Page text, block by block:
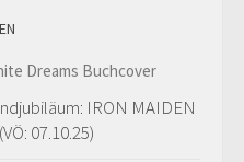
IRON MAIDEN
07.10.25)